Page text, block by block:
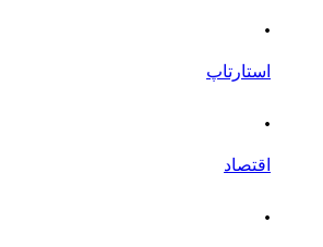
.
استارتاپ
.
اقتصاد
.